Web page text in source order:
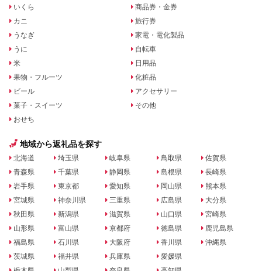
いくら
カニ
うなぎ
うに
米
果物・フルーツ
ビール
菓子・スイーツ
おせち
商品券・金券
旅行券
家電・電化製品
自転車
日用品
化粧品
アクセサリー
その他
地域から返礼品を探す
北海道
青森県
岩手県
宮城県
秋田県
山形県
福島県
茨城県
埼玉県
千葉県
東京都
神奈川県
新潟県
富山県
石川県
福井県
岐阜県
静岡県
愛知県
三重県
滋賀県
京都府
大阪府
兵庫県
鳥取県
島根県
岡山県
広島県
山口県
徳島県
香川県
愛媛県
佐賀県
長崎県
熊本県
大分県
宮崎県
鹿児島県
沖縄県